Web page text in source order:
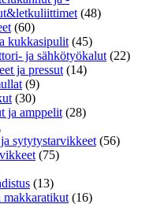
(48)
(60)
kukkasipulit (45)
ja sähkötyökalut (22)
ja pressut (14)
(9)
(30)
ja amppelit (28)
sytytystarvikkeet (56)
(75)
(13)
makkaratikut (16)